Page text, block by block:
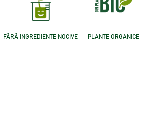
FĂRĂ INGREDIENTE NOCIVE PLANTE ORGANICE